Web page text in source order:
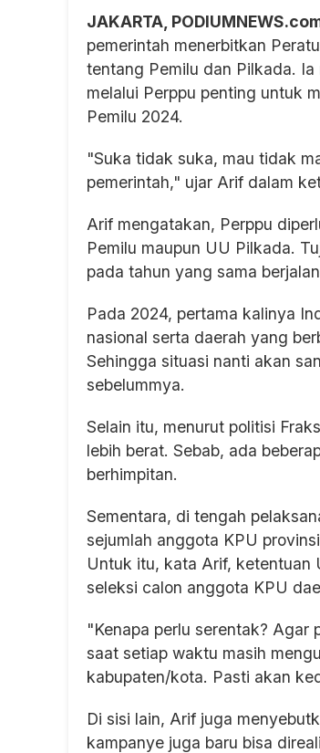
JAKARTA,
pemerintah menerbitkan
tentang Pemilu dan Pilkada.
melalui Perppu penting untuk
Pemilu 2024.
"Suka tidak suka, mau tidak
pemerintah," ujar Arif dalam
Arif mengatakan, Perppu
Pemilu maupun UU Pilkada.
pada tahun yang sama
Pada 2024, pertama kalinya
nasional serta daerah yang
Sehingga situasi nanti akan
sebelummya.
Selain itu, menurut politisi
lebih berat. Sebab, ada
berhimpitan.
Sementara, di tengah
sejumlah anggota KPU
Untuk itu, kata Arif, ketentuan
seleksi calon anggota KPU
"Kenapa perlu serentak? Agar
saat setiap waktu masih
kabupaten/kota. Pasti akan
Di sisi lain, Arif juga
kampanye juga baru bisa